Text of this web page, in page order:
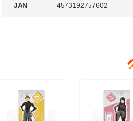
JAN 4573192757602